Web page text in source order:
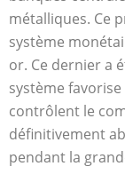
métalliques. Ce
système
or. Ce dernier a
système
contrôlent le
définitivement
pendant la